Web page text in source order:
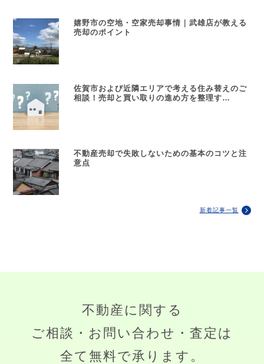
嬉野市の空地・空家売却事情｜武雄店が教える
売却のポイント
佐賀市および近隣エリアで考える住み替えのご
相談！売却と買い取りの進め方を整理す…
不動産売却で失敗しないための基本のコツと注
意点
新着記事一覧
不動産に関する
ご相談・お問い合わせ・査定は
全て無料で承ります。